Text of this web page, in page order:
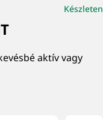
Készleten
aktív vagy